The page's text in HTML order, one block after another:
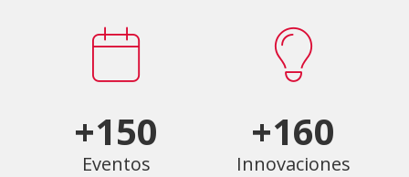
+150
Eventos
+160
Innovaciones